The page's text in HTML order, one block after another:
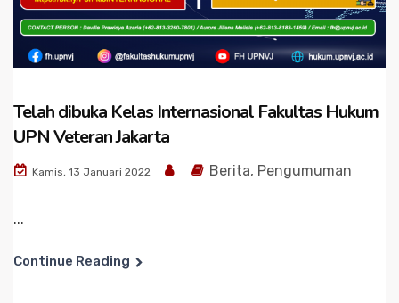
Telah dibuka Kelas Internasional Fakultas Hukum
UPN Veteran Jakarta
Kamis, 13 Januari 2022 Berita, Pengumuman
...
Continue Reading